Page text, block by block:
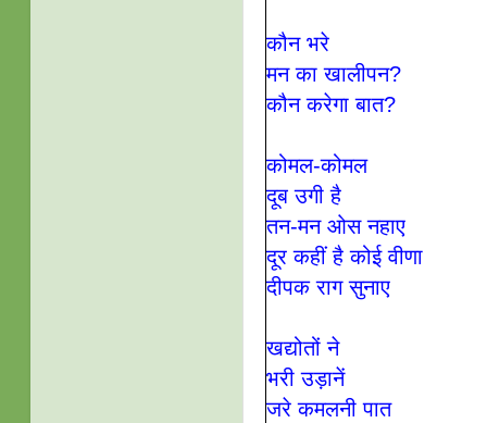
कौन भरे
मन का खालीपन?
कौन करेगा बात?
कोमल-कोमल
दूब उगी है
तन-मन ओस नहाए
दूर कहीं है कोई वीणा
दीपक राग सुनाए
खद्योतों ने
भरी उड़ानें
जरे कमलनी पात